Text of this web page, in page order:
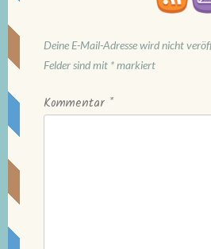
Deine E-Mail-Adresse wird nicht
Felder sind mit *markiert
Kommentar *